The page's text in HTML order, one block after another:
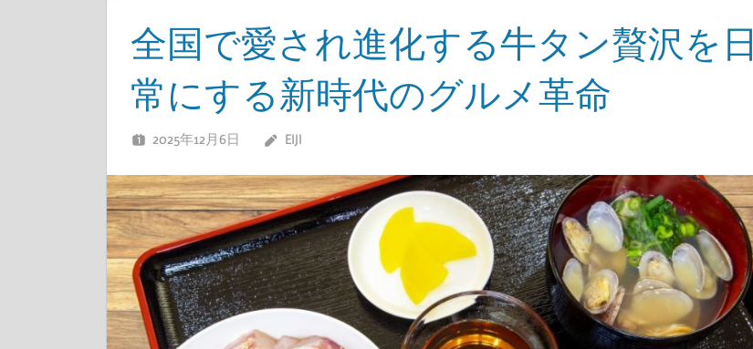
全国で愛され進化する牛タン贅沢を日
常にする新時代のグルメ革命
2025年12月6日 EIJI